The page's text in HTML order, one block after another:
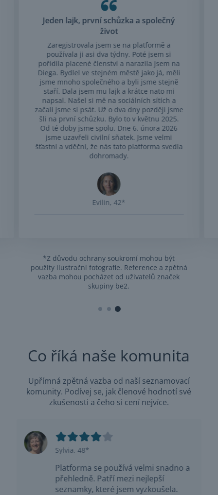
Jeden lajk, první schůzka a společný
život
Zaregistrovala jsem se na platformě a
používala ji asi dva týdny. Poté jsem si
pořídila placené členství a narazila jsem na
Diega. Bydlel ve stejném městě jako já, měli
jsme mnoho společného a byli jsme stejně
staří. Dala jsem mu lajk a krátce nato mi
napsal. Našel si mě na sociálních sítích a
začali jsme si psát. Už o dva dny později jsme
šli na první schůzku. Bylo to v květnu 2025.
Od té doby jsme spolu. Dne 6. února 2026
jsme uzavřeli civilní sňatek. Jsme velmi
šťastní a vděční, že nás tato platforma svedla
dohromady.
Evilin, 42*
*Z důvodu ochrany soukromí mohou být
použity ilustrační fotografie. Reference a zpětná
vazba mohou pocházet od uživatelů značek
skupiny be2.
Co říká naše komunita
Upřímná zpětná vazba od naší seznamovací
komunity. Podívej se, jak členové hodnotí své
zkušenosti a čeho si cení nejvíce.
Sylvia, 48*
Platforma se používá velmi snadno a
přehledně. Patří mezi nejlepší
seznamky, které jsem vyzkoušela.